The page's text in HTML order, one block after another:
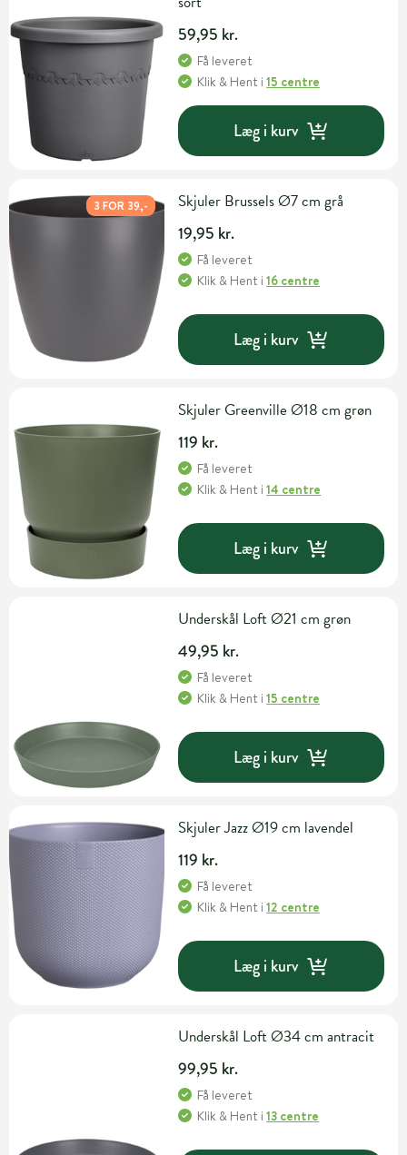
59,95 kr.
Få leveret
Klik & Hent i15 centre
Læg i kurv
3 FOR 39,- Skjuler Brussels Ø7 cm grå
19,95 kr.
Få leveret
Klik & Hent i16 centre
Læg i kurv
Skjuler Greenville Ø18 cm grøn
119 kr.
Få leveret
Klik & Hent i14 centre
Læg i kurv
Underskål Loft Ø21 cm grøn
49,95 kr.
Få leveret
Klik & Hent i15 centre
Læg i kurv
Skjuler Jazz Ø19 cm lavendel
119 kr.
Få leveret
Klik & Hent i12 centre
Læg i kurv
Underskål Loft Ø34 cm antracit
99,95 kr.
Få leveret
Klik & Hent i13 centre